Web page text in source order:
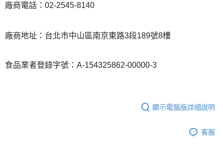
廠商電話：02-2545-8140
廠商地址：台北市中山區南京東路3段189號8樓
食品業者登錄字號：A-154325862-00000-3
顯示電腦版詳細說明
客服